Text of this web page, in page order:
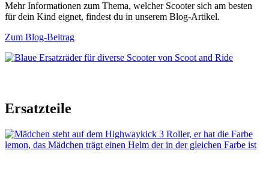
Mehr Informationen zum Thema, welcher Scooter sich am besten
für dein Kind eignet, findest du in unserem Blog-Artikel.
Zum Blog-Beitrag
Ersatzteile